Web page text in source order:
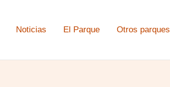
Noticias El Parque Otros parques